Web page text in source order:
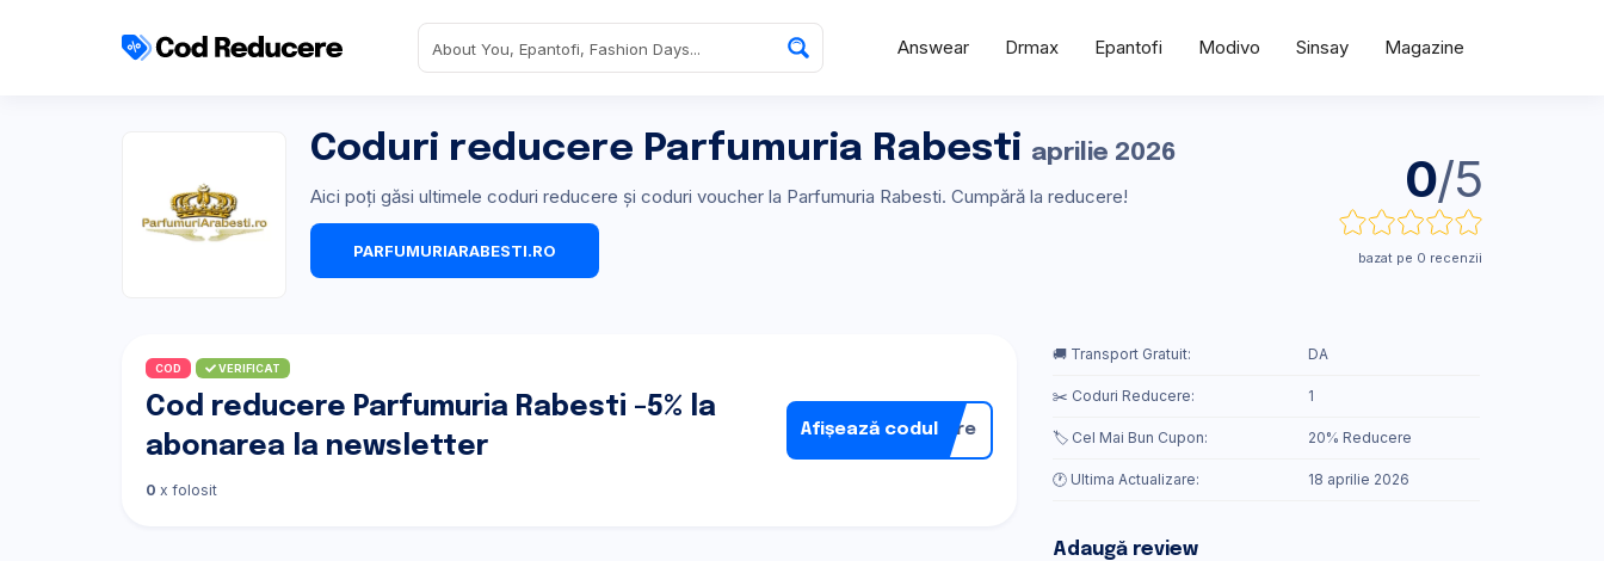
Answear Drmax Epantofi Modivo Sinsay Magazine
Coduri reducere Parfumuria Rabesti aprilie 2026
Aici poți găsi ultimele coduri reducere și coduri voucher la Parfumuria Rabesti. Cumpără la reducere!
PARFUMURIARABESTI.RO
0/5
bazat pe 0 recenzii
COD VERIFICAT
Cod reducere Parfumuria Rabesti -5% la
abonarea la newsletter
0 x folosit
Afișează codulnare
🚚 Transport Gratuit: DA
✂️ Coduri Reducere: 1
🏷️ Cel Mai Bun Cupon: 20% Reducere
🕐 Ultima Actualizare: 18 aprilie 2026
Adaugă review